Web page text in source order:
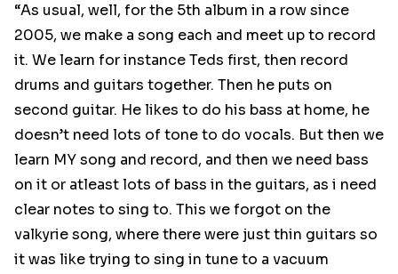
“As usual, well, for the 5th album in a row since
2005, we make a song each and meet up to record
it. We learn for instance Teds first, then record
drums and guitars together. Then he puts on
second guitar. He likes to do his bass at home, he
doesn’t need lots of tone to do vocals. But then we
learn MY song and record, and then we need bass
on it or atleast lots of bass in the guitars, as i need
clear notes to sing to. This we forgot on the
valkyrie song, where there were just thin guitars so
it was like trying to sing in tune to a vacuum